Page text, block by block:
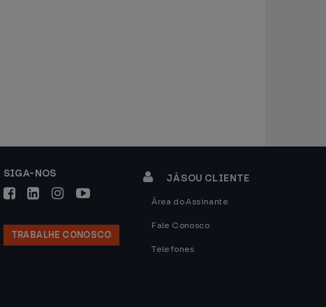
SIGA-NOS
TRABALHE CONOSCO
JÁ SOU CLIENTE
Área do Assinante
Fale Conosco
Telefones